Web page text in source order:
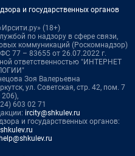
и государственных органов
(18+)
по надзору в сфере связи,
коммуникаций (Роскомнадзор)
77 – 83655 от 26.07.2022 г.
ответственностью "ИНТЕРНЕТ
Зоя Валерьевна
ул. Советская, стр. 42, пом. 7
603 02 71
ircity@shkulev.ru
и государственных органов: